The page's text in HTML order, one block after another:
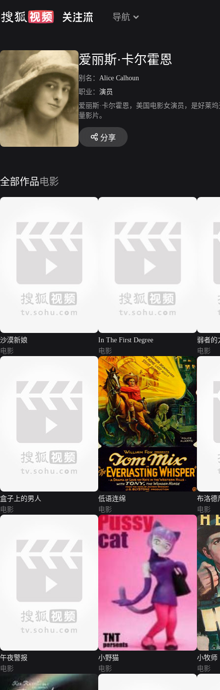
导航
爱丽斯·卡尔霍恩
别名： Alice Calhoun
职业： 演员
爱丽斯·卡尔霍恩，美国电影女演员，是好莱
量影片。
分享
全部作品电影
沙漠新娘
电影
In The First Degree
电影
弱者的
电影
盒子上的男人
电影
低语连绵
电影
布洛德
电影
午夜警报
电影
小野猫
电影
小牧师
电影